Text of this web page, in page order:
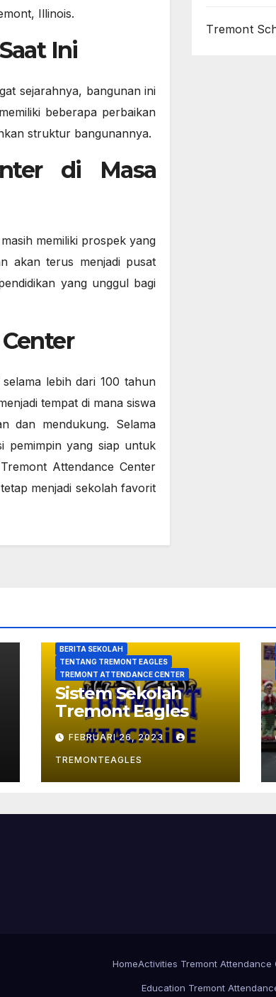
Illinois.
Ini
sejarahnya, bangunan ini
beberapa perbaikan
struktur bangunannya.
di Masa
memiliki prospek yang
akan terus menjadi pusat
yang unggul bagi
lebih dari 100 tahun
tempat di mana siswa
dan mendukung. Selama
pemimpin yang siap untuk
Attendance Center
menjadi sekolah favorit
Tremont
BERITA SEKOLAH
TENTANG TREMONT EAGLES
TREMONT ATTENDANCE CENTER
Sistem Sekolah
Tremont Eagles
FEBRUARI 26, 2023
TREMONTEAGLES
HomeActivities Tremont Attendance
Education Tremont